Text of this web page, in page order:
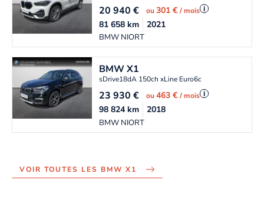
20 940€ ou301 €/ mois i
BMW NIORT
81 658km 2021
BMWX1
sDrive18dA 150ch xLine Euro6c
23 930€ ou463 €/ mois i
BMW NIORT
98 824km 2018
VOIR TOUTES LES BMW X1